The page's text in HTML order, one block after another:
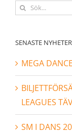
Sök
SENASTE NYHETER
MEGA
LEAGUES
SM I DANS